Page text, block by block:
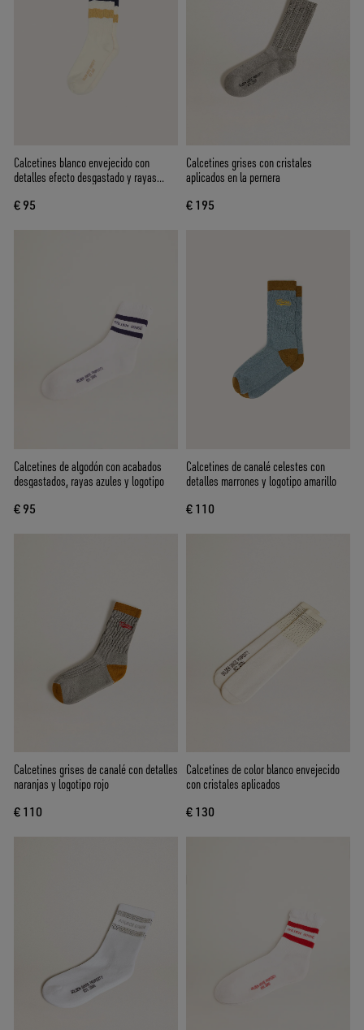
Calcetines blanco envejecido con
detalles efecto desgastado y rayas
€ 95
Calcetines grises con cristales
aplicados en la pernera
€ 195
Calcetines de algodón con acabados
desgastados, rayas azules y logotipo
€ 95
Calcetines de canalé celestes con
detalles marrones y logotipo amarillo
€ 110
Calcetines grises de canalé con detalles
naranjas y logotipo rojo
€ 110
Calcetines de color blanco envejecido
con cristales aplicados
€ 130